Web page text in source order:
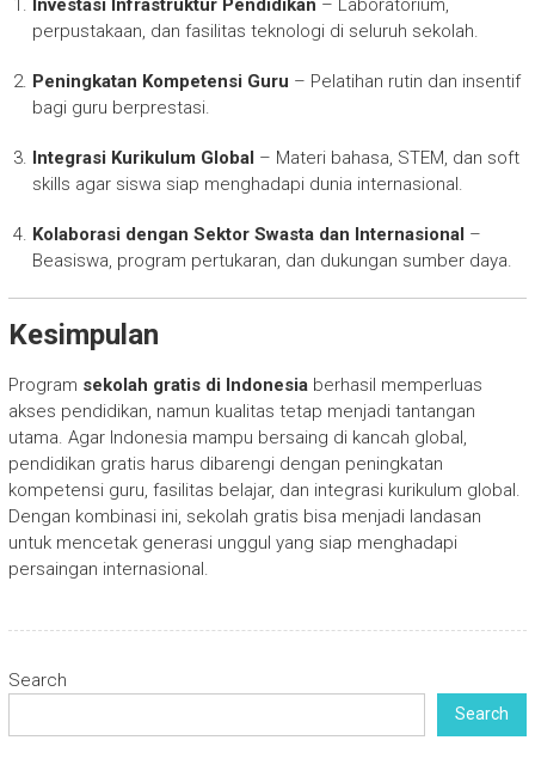
Investasi Infrastruktur Pendidikan – Laboratorium,
perpustakaan, dan fasilitas teknologi di seluruh sekolah.
Peningkatan Kompetensi Guru – Pelatihan rutin dan insentif
bagi guru berprestasi.
Integrasi Kurikulum Global – Materi bahasa, STEM, dan soft
skills agar siswa siap menghadapi dunia internasional.
Kolaborasi dengan Sektor Swasta dan Internasional –
Beasiswa, program pertukaran, dan dukungan sumber daya.
Kesimpulan
Program sekolah gratis di Indonesiaberhasil memperluas
akses pendidikan, namun kualitas tetap menjadi tantangan
utama. Agar Indonesia mampu bersaing di kancah global,
pendidikan gratis harus dibarengi dengan peningkatan
kompetensi guru, fasilitas belajar, dan integrasi kurikulum global.
Dengan kombinasi ini, sekolah gratis bisa menjadi landasan
untuk mencetak generasi unggul yang siap menghadapi
persaingan internasional.
Search
Search